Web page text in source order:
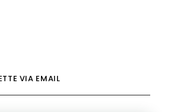
VIA EMAIL